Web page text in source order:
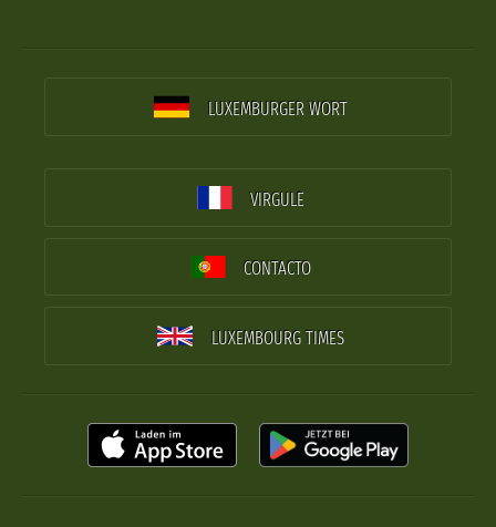
LUXEMBURGER WORT
VIRGULE
CONTACTO
LUXEMBOURG TIMES